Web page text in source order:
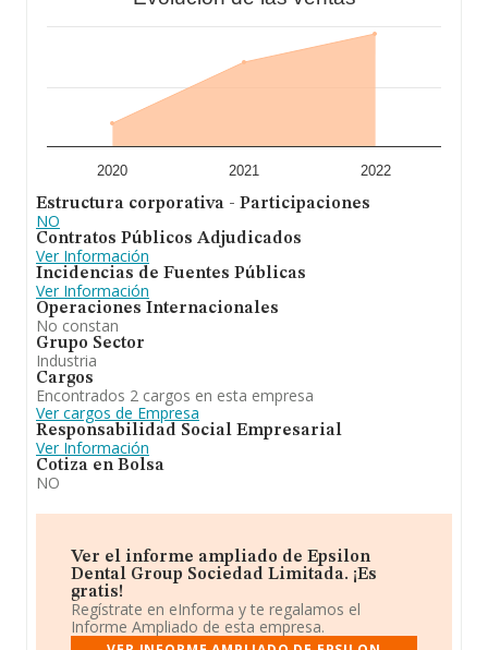
2020 2021 2022
Estructura corporativa - Participaciones
NO
Contratos Públicos Adjudicados
Ver Información
Incidencias de Fuentes Públicas
Ver Información
Operaciones Internacionales
No constan
Grupo Sector
Industria
Cargos
Encontrados 2 cargos en esta empresa
Ver cargos de Empresa
Responsabilidad Social Empresarial
Ver Información
Cotiza en Bolsa
NO
Ver el informe ampliado de Epsilon
Dental Group Sociedad Limitada. ¡Es
gratis!
Regístrate en eInforma y te regalamos el
Informe Ampliado de esta empresa.